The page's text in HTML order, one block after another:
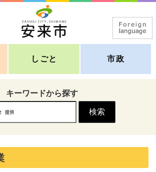
しごと 市政
キーワードから探す